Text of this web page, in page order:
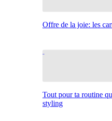
Offre de la joie: les
Tout pour ta routine
styling